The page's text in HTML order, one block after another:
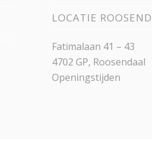
LOCATIE
Fatimalaan 41 – 43
4702 GP, Roosendaal
Openingstijden